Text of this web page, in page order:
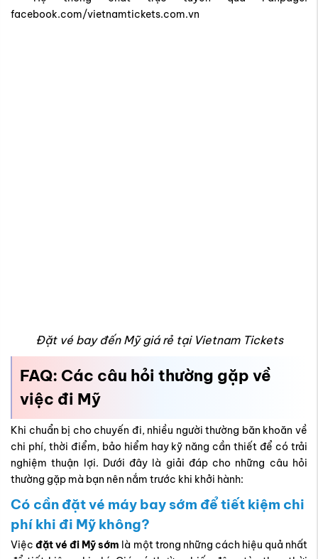
chi phí, thời điểm, bảo hiểm hay kỹ năng cần thiết để có trải
nghiệm thuận lợi. Dưới đây là giải đáp cho những
thường gặpmà bạn nên nắm trước khi khởi hành:
Có cần đặt vé máy bay sớm để tiết kiệm chi
phí khi đi Mỹ không?
Việcđặt vé đi Mỹ sớmlà một trong những cách hiệu quả nhất
để tiết kiệm chi phí. Giá vé thường biến động tùy theo thời
điểm, hãng bay và điểm khởi hành. Đặt vé trước từ 1–3 tháng
sẽ giúp bạn có mức giá tốt hơn, đồng thời dễ lựa chọn giờ bay
và hạng ghế phù hợp với nhu cầu. Ngoài ra, việc săn vé từ các
đại lý uy tín như Vietnam Tickets
sẽ giúp bạn không bỏ lỡ các
chương trình ưu đãi hấp dẫn.